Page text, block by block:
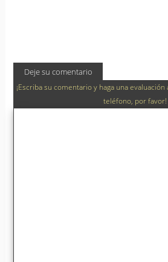
Deje su comentario
¡Escriba su comentario y haga una
teléfono, por favor!